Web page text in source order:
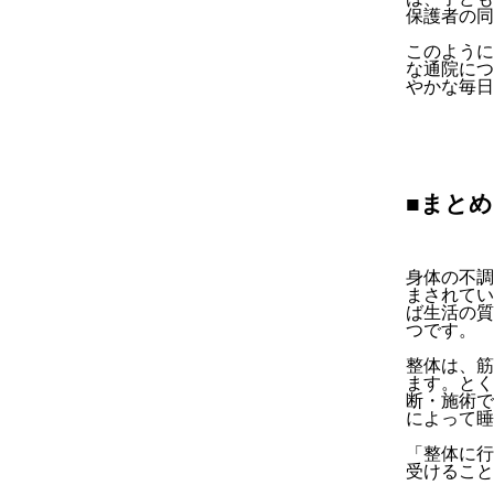
保護者の
このよう
な通院に
やかな毎
■まとめ
身体の不
まされて
ば生活の
つです。
整体は、
ます。と
断・施術
によって
「整体に
受けるこ